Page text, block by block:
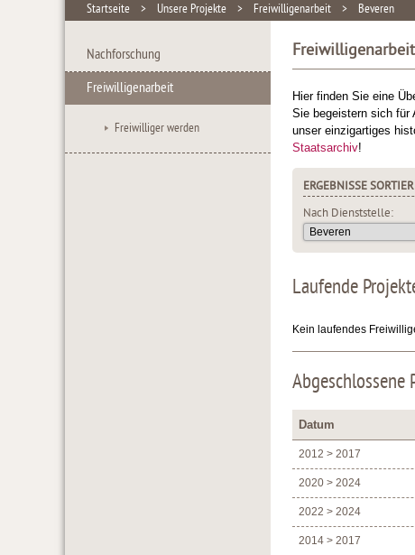
Startseite > Unsere Projekte > Freiwilligenarbeit > Beveren
Nachforschung
Freiwilligenarbeit
Freiwilliger werden
Hier finden Sie eine
Sie begeistern sich für
unser einzigartiges
Staatsarchiv!
ERGEBNISSE
Nach Dienststelle:
Laufende
Kein laufendes
Abgeschlossene
Datum
2012 > 2017
2020 > 2024
2022 > 2024
2014 > 2017